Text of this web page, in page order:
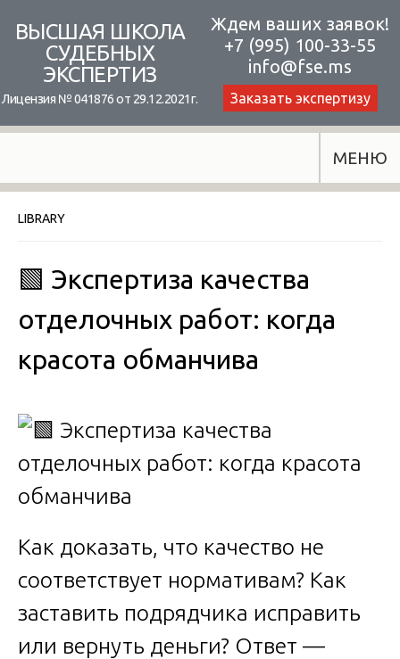
content
ВЫСШАЯ ШКОЛА
СУДЕБНЫХ
ЭКСПЕРТИЗ
Лицензия № 041876 от 29.12.2021г.
Ждем ваших заявок!
+7 (995) 100-33-55
info@fse.ms
Заказать экспертизу
МЕНЮ
LIBRARY
🟩 Экспертиза качества
отделочных работ: когда
красота обманчива
Как доказать, что качество не
соответствует нормативам? Как
заставить подрядчика исправить
или вернуть деньги? Ответ —